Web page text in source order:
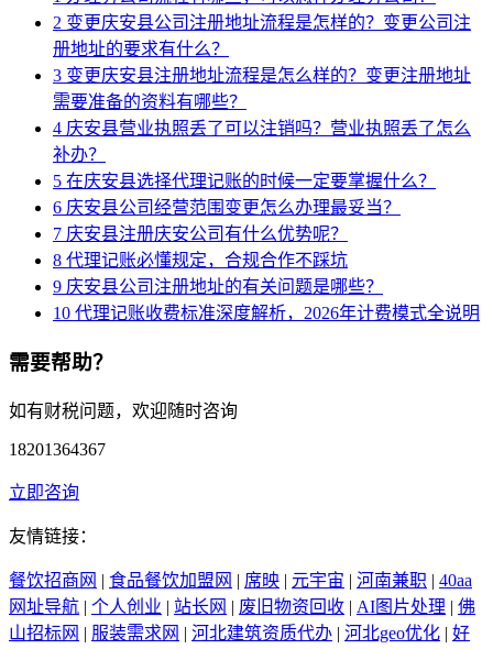
2 变更庆安县公司注册地址流程是怎样的？变更公司注
册地址的要求有什么？
3 变更庆安县注册地址流程是怎么样的？变更注册地址
需要准备的资料有哪些？
4 庆安县营业执照丢了可以注销吗？营业执照丢了怎么
补办？
5 在庆安县选择代理记账的时候一定要掌握什么？
6 庆安县公司经营范围变更怎么办理最妥当？
7 庆安县注册庆安公司有什么优势呢？
8 代理记账必懂规定，合规合作不踩坑
9 庆安县公司注册地址的有关问题是哪些？
10 代理记账收费标准深度解析，2026年计费模式全说明
需要帮助？
如有财税问题，欢迎随时咨询
18201364367
立即咨询
友情链接：
餐饮招商网 | 食品餐饮加盟网 | 席映 | 元宇宙 | 河南兼职 | 40aa
网址导航 | 个人创业 | 站长网 | 废旧物资回收 | AI图片处理 | 佛
山招标网 | 服装需求网 | 河北建筑资质代办 | 河北geo优化 | 好